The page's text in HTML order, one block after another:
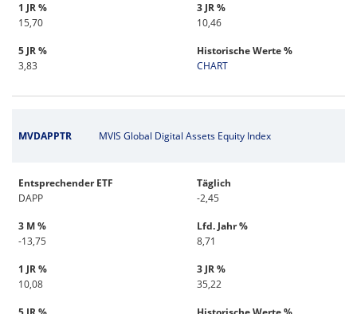
1 JR %
15,70
3 JR %
10,46
5 JR %
3,83
Historische Werte %
CHART
MVDAPPTR MVIS Global Digital Assets Equity Index
Entsprechender ETF
DAPP
Täglich
-2,45
3 M %
-13,75
Lfd. Jahr %
8,71
1 JR %
10,08
3 JR %
35,22